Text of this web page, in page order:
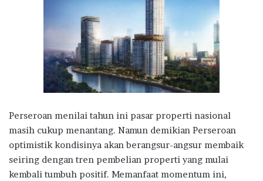
Perseroan menilai tahun ini pasar properti nasional
masih cukup menantang. Namun demikian Perseroan
optimistik kondisinya akan berangsur-angsur membaik
seiring dengan tren pembelian properti yang mulai
kembali tumbuh positif. Memanfaat momentum ini,